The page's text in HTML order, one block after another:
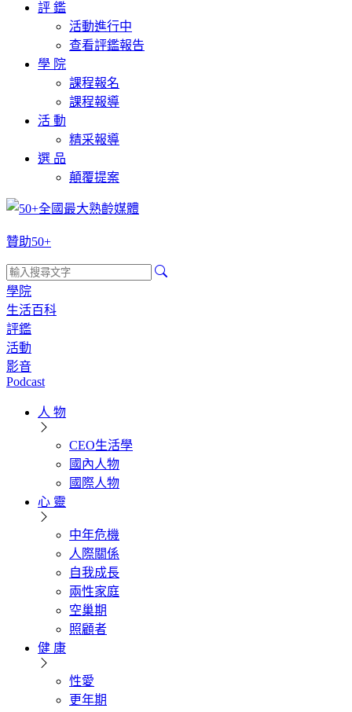
評 鑑
活動進行中
查看評鑑報告
學 院
課程報名
課程報導
活 動
精采報導
選 品
顛覆提案
贊助50+
學院
生活百科
評鑑
活動
影音
Podcast
人 物
CEO生活學
國內人物
國際人物
心 靈
中年危機
人際關係
自我成長
兩性家庭
空巢期
照顧者
健 康
性愛
更年期